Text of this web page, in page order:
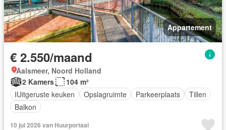
Appartement
€ 2.550/maand
Aalsmeer, Noord Holland
2 Kamers
104 m²
IUitgeruste keuken
Opslagruimte Parkeerplaats
Tillen
Balkon
10 jul 2026 van Huurportaal